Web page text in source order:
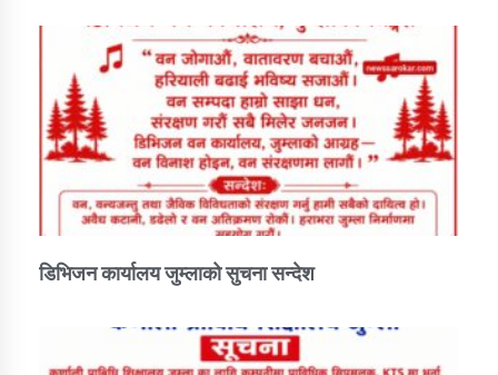
डिभिजन कार्यालय जुम्लाको सुचना सन्देश